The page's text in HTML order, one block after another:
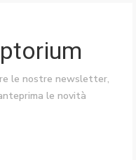
le nostre newsletter,
le novità